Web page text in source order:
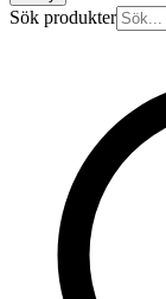
Sök produkter